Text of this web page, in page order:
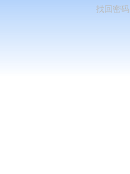
找回密码